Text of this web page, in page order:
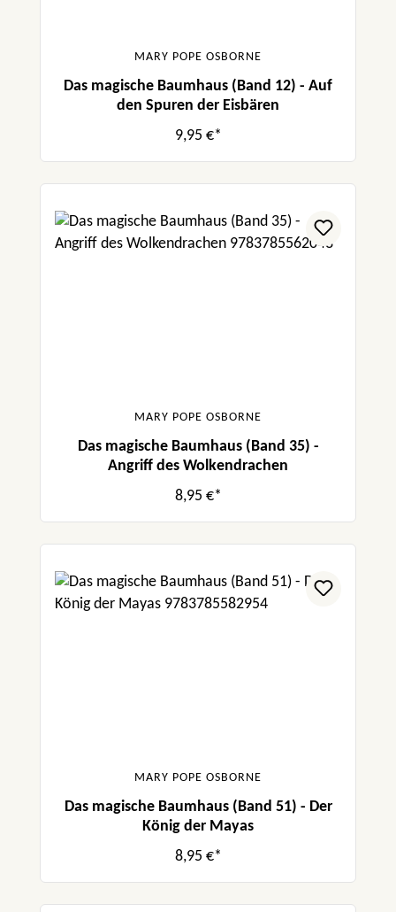
MARY POPE OSBORNE
Das magische Baumhaus (Band 12) - Auf
den Spuren der Eisbären
9,95 €*
MARY POPE OSBORNE
Das magische Baumhaus (Band 35) -
Angriff des Wolkendrachen
8,95 €*
MARY POPE OSBORNE
Das magische Baumhaus (Band 51) - Der
König der Mayas
8,95 €*